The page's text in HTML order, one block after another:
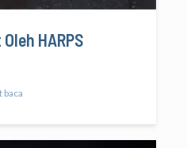
HARPS
baca